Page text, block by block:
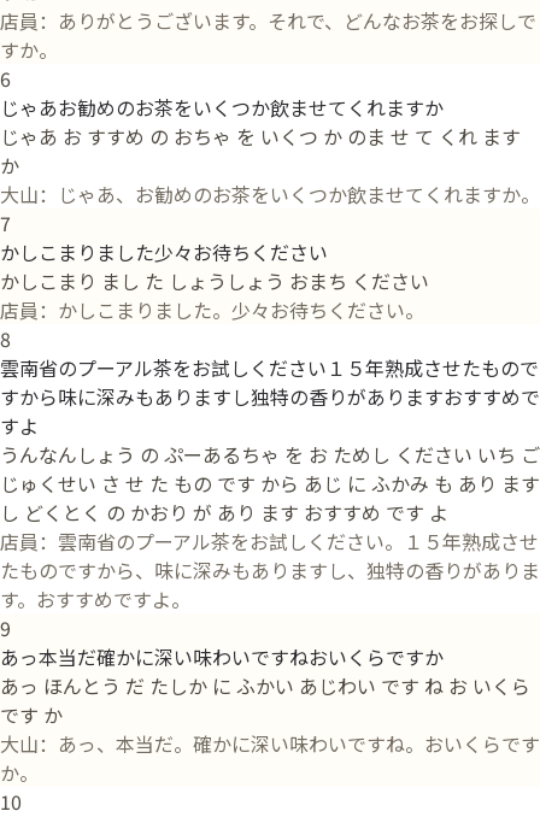
店員：ありがとうございます。それで、どんなお茶をお探しで
すか。
6
じゃあお勧めのお茶をいくつか飲ませてくれますか
じゃあ お すすめ の おちゃ を いくつ か のま せ て くれ ます
か
大山：じゃあ、お勧めのお茶をいくつか飲ませてくれますか。
7
かしこまりました少々お待ちください
かしこまり まし た しょうしょう おまち ください
店員：かしこまりました。少々お待ちください。
8
雲南省のプーアル茶をお試しください１５年熟成させたもので
すから味に深みもありますし独特の香りがありますおすすめで
すよ
うんなんしょう の ぷーあるちゃ を お ためし ください いち ご
じゅくせい さ せ た もの です から あじ に ふかみ も あり ます
し どくとく の かおり が あり ます おすすめ です よ
店員：雲南省のプーアル茶をお試しください。１５年熟成させ
たものですから、味に深みもありますし、独特の香りがありま
す。おすすめですよ。
9
あっ本当だ確かに深い味わいですねおいくらですか
あっ ほんとう だ たしか に ふかい あじわい です ね お いくら
です か
大山：あっ、本当だ。確かに深い味わいですね。おいくらです
か。
10